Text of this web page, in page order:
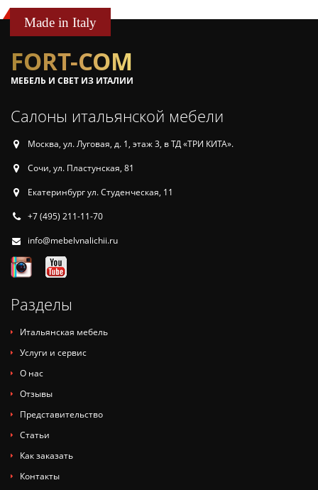
Made in Italy
FORT-COM
МЕБЕЛЬ И СВЕТ ИЗ ИТАЛИИ
Салоны итальянской мебели
Москва, ул. Луговая, д. 1, этаж 3, в ТД «ТРИ КИТА».
Сочи, ул. Пластунская, 81
Екатеринбург ул. Студенческая, 11
+7 (495) 211-11-70
info@mebelvnalichii.ru
Разделы
Итальянская мебель
Услуги и сервис
О нас
Отзывы
Представительство
Статьи
Как заказать
Контакты